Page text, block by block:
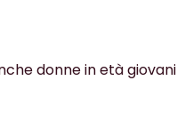
donne in età